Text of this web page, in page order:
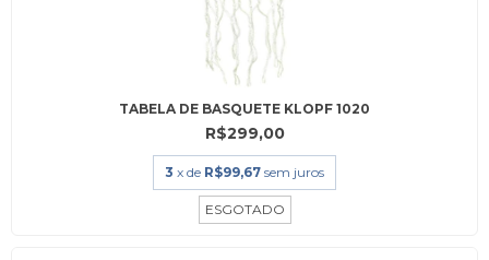
TABELA DE BASQUETE KLOPF 1020
R$299,00
3 x de R$99,67 sem juros
ESGOTADO